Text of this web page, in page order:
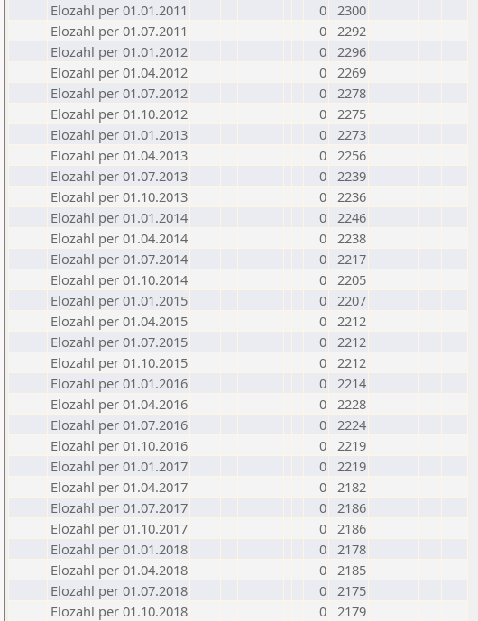
Elozahl per 01.01.2011
0 2300
Elozahl per 01.07.2011
0 2292
Elozahl per 01.01.2012
0 2296
Elozahl per 01.04.2012
0 2269
Elozahl per 01.07.2012
0 2278
Elozahl per 01.10.2012
0 2275
Elozahl per 01.01.2013
0 2273
Elozahl per 01.04.2013
0 2256
Elozahl per 01.07.2013
0 2239
Elozahl per 01.10.2013
0 2236
Elozahl per 01.01.2014
0 2246
Elozahl per 01.04.2014
0 2238
Elozahl per 01.07.2014
0 2217
Elozahl per 01.10.2014
0 2205
Elozahl per 01.01.2015
0 2207
Elozahl per 01.04.2015
0 2212
Elozahl per 01.07.2015
0 2212
Elozahl per 01.10.2015
0 2212
Elozahl per 01.01.2016
0 2214
Elozahl per 01.04.2016
0 2228
Elozahl per 01.07.2016
0 2224
Elozahl per 01.10.2016
0 2219
Elozahl per 01.01.2017
0 2219
Elozahl per 01.04.2017
0 2182
Elozahl per 01.07.2017
0 2186
Elozahl per 01.10.2017
0 2186
Elozahl per 01.01.2018
0 2178
Elozahl per 01.04.2018
0 2185
Elozahl per 01.07.2018
0 2175
Elozahl per 01.10.2018
0 2179